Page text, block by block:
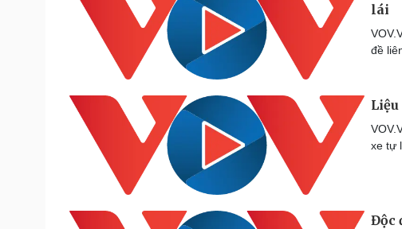
lái
đề
xe tự
Độc